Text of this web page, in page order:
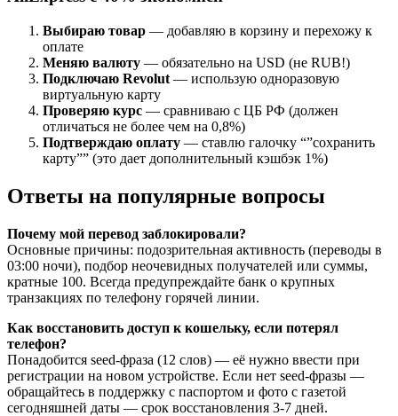
Выбираю товар — добавляю в корзину и перехожу к
оплате
Меняю валюту — обязательно на USD (не RUB!)
Подключаю Revolut — использую одноразовую
виртуальную карту
Проверяю курс — сравниваю с ЦБ РФ (должен
отличаться не более чем на 0,8%)
Подтверждаю оплату — ставлю галочку “”сохранить
карту”” (это дает дополнительный кэшбэк 1%)
Ответы на популярные вопросы
Почему мой перевод заблокировали?
Основные причины: подозрительная активность (переводы в
03:00 ночи), подбор неочевидных получателей или суммы,
кратные 100. Всегда предупреждайте банк о крупных
транзакциях по телефону горячей линии.
Как восстановить доступ к кошельку, если потерял
телефон?
Понадобится seed-фраза (12 слов) — её нужно ввести при
регистрации на новом устройстве. Если нет seed-фразы —
обращайтесь в поддержку с паспортом и фото с газетой
сегодняшней даты — срок восстановления 3-7 дней.